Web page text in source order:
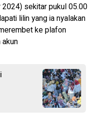
2024) sekitar pukul 05.00
lilin yang ia nyalakan
ke plafon